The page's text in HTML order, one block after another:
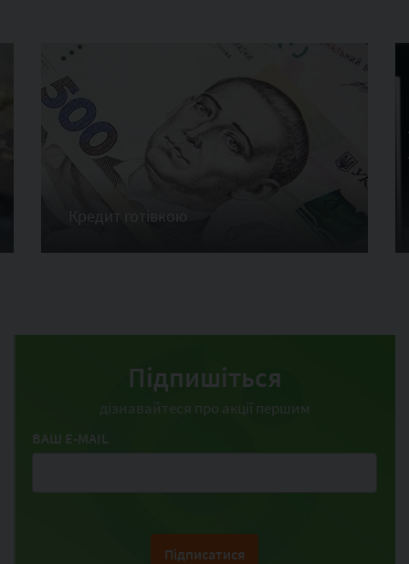
Кредит готівкою
Підпишіться
дізнавайтеся про акції першим
ВАШ E-MAIL
Підписатися